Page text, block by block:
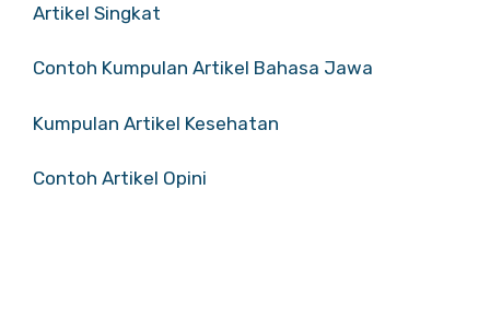
Artikel Singkat
Contoh Kumpulan Artikel Bahasa Jawa
Kumpulan Artikel Kesehatan
Contoh Artikel Opini